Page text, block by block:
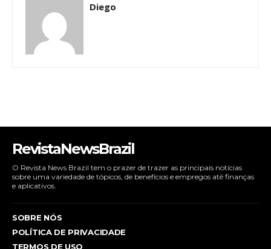
Diego
RevistaNewsBrazil
O Revista News Brazil tem o prazer de trazer as principais notícias
sobre uma variedade de tópicos, de benefícios e empregos até finanças
e aplicativos.
SOBRE NÓS
POLÍTICA DE PRIVACIDADE
TERMOS DE USO